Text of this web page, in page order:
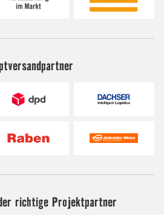
der richtige Projektpartner